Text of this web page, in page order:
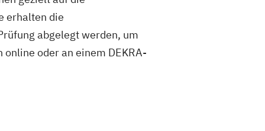
erhalten die
abgelegt werden, um
oder an einem DEKRA-